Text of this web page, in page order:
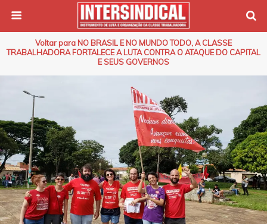
Voltar para NO BRASIL E NO MUNDO TODO, A CLASSE
TRABALHADORA FORTALECE A LUTA CONTRA O ATAQUE DO CAPITAL
E SEUS GOVERNOS